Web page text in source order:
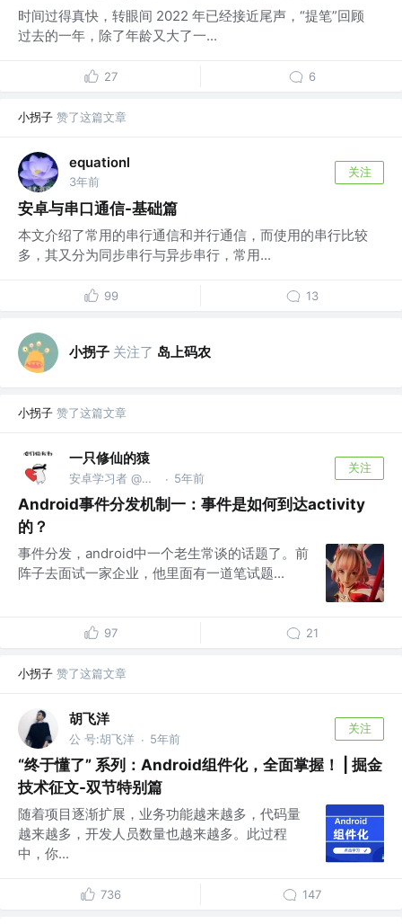
时间过得真快，转眼间 2022 年已经接近尾声，“提笔”回顾
过去的一年，除了年龄又大了一...
27 6
小拐子 赞了这篇文章
equationl
3年前
关注
安卓与串口通信-基础篇
本文介绍了常用的串行通信和并行通信，而使用的串行比较
多，其又分为同步串行与异步串行，常用...
99 13
小拐子 关注了 岛上码农
小拐子 赞了这篇文章
一只修仙的猿
安卓学习者 @支付宝 · 5年前
关注
Android事件分发机制一：事件是如何到达activity
的？
事件分发，android中一个老生常谈的话题了。前
阵子去面试一家企业，他里面有一道笔试题...
97 21
小拐子 赞了这篇文章
胡飞洋
公 号:胡飞洋 · 5年前
关注
“终于懂了” 系列：Android组件化，全面掌握！ | 掘金
技术征文-双节特别篇
随着项目逐渐扩展，业务功能越来越多，代码量
越来越多，开发人员数量也越来越多。此过程
中，你...
736 147